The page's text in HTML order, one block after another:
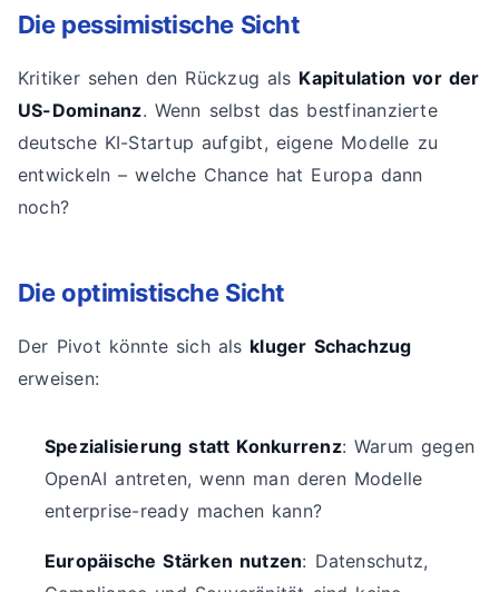
Die pessimistische Sicht
Kritiker sehen den Rückzug als Kapitulation vor der
US-Dominanz. Wenn selbst das bestfinanzierte
deutsche KI-Startup aufgibt, eigene Modelle zu
entwickeln – welche Chance hat Europa dann
noch?
Die optimistische Sicht
Der Pivot könnte sich als kluger Schachzug
erweisen:
Spezialisierung statt Konkurrenz: Warum gegen
OpenAI antreten, wenn man deren Modelle
enterprise-ready machen kann?
Europäische Stärken nutzen: Datenschutz,